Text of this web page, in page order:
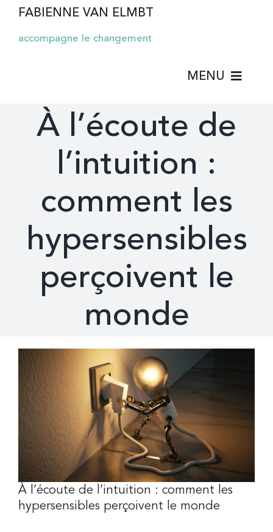
Passer
contenu
FABIENNE VAN ELMBT
accompagne le changement
MENU
TELLME COACHING
THÉRAPIE BRÈVE
HYPERSENSIBILITÉ
BLOG
À l’écoute de
l’intuition :
comment les
hypersensibles
perçoivent le
monde
l'image
agrandie
À l’écoute de l’intuition : comment les
hypersensibles perçoivent le monde